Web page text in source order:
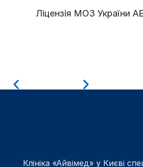
Ліцензія МОЗ України
Клініка «Айвімед» у Києві